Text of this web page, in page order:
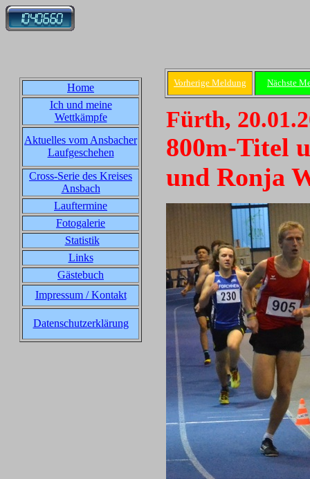
Home
Ich und meine
Wettkämpfe
Aktuelles vom Ansbacher
Laufgeschehen
Cross-Serie des Kreises
Ansbach
Lauftermine
Fotogalerie
Statistik
Links
Gästebuch
Impressum / Kontakt
Datenschutzerklärung
Vorherige Meldung Nächste
Fürth,
800m-Titel
und Ronja